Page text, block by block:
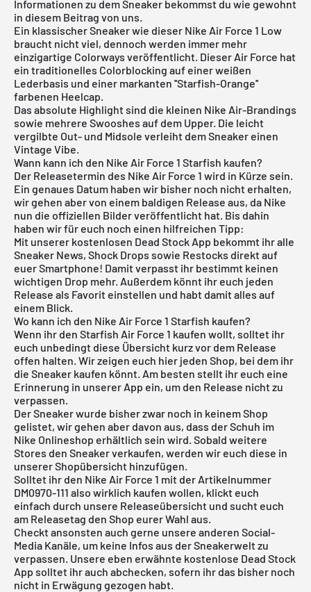
Informationen zu dem Sneaker bekommst du wie gewohnt
in diesem Beitrag von uns.
Ein klassischer Sneaker wie dieser Nike Air Force 1 Low
braucht nicht viel, dennoch werden immer mehr
einzigartige Colorways veröffentlicht. Dieser Air Force hat
ein traditionelles Colorblocking auf einer weißen
Lederbasis und einer markanten ''Starfish-Orange''
farbenen Heelcap.
Das absolute Highlight sind die kleinen Nike Air-Brandings
sowie mehrere Swooshes auf dem Upper. Die leicht
vergilbte Out- und Midsole verleiht dem Sneaker einen
Vintage Vibe.
Wann kann ich den Nike Air Force 1 Starfish kaufen?
Der Releasetermin des Nike Air Force 1 wird in Kürze sein.
Ein genaues Datum haben wir bisher noch nicht erhalten,
wir gehen aber von einem baldigen Release aus, da Nike
nun die offiziellen Bilder veröffentlicht hat. Bis dahin
haben wir für euch noch einen hilfreichen Tipp:
Mit unserer kostenlosen Dead Stock App bekommt ihr alle
Sneaker News, Shock Drops sowie Restocks direkt auf
euer Smartphone! Damit verpasst ihr bestimmt keinen
wichtigen Drop mehr. Außerdem könnt ihr euch jeden
Release als Favorit einstellen und habt damit alles auf
einem Blick.
Wo kann ich den Nike Air Force 1 Starfish kaufen?
Wenn ihr den Starfish Air Force 1 kaufen wollt, solltet ihr
euch unbedingt diese Übersicht kurz vor dem Release
offen halten. Wir zeigen euch hier jeden Shop, bei dem ihr
die Sneaker kaufen könnt. Am besten stellt ihr euch eine
Erinnerung in unserer App ein, um den Release nicht zu
verpassen.
Der Sneaker wurde bisher zwar noch in keinem Shop
gelistet, wir gehen aber davon aus, dass der Schuh im
Nike Onlineshop erhältlich sein wird. Sobald weitere
Stores den Sneaker verkaufen, werden wir euch diese in
unserer Shopübersicht hinzufügen.
Solltet ihr den Nike Air Force 1 mit der Artikelnummer
DM0970-111 also wirklich kaufen wollen, klickt euch
einfach durch unsere Releaseübersicht und sucht euch
am Releasetag den Shop eurer Wahl aus.
Checkt ansonsten auch gerne unsere anderen Social-
Media Kanäle, um keine Infos aus der Sneakerwelt zu
verpassen. Unsere eben erwähnte kostenlose Dead Stock
App solltet ihr auch abchecken, sofern ihr das bisher noch
nicht in Erwägung gezogen habt.